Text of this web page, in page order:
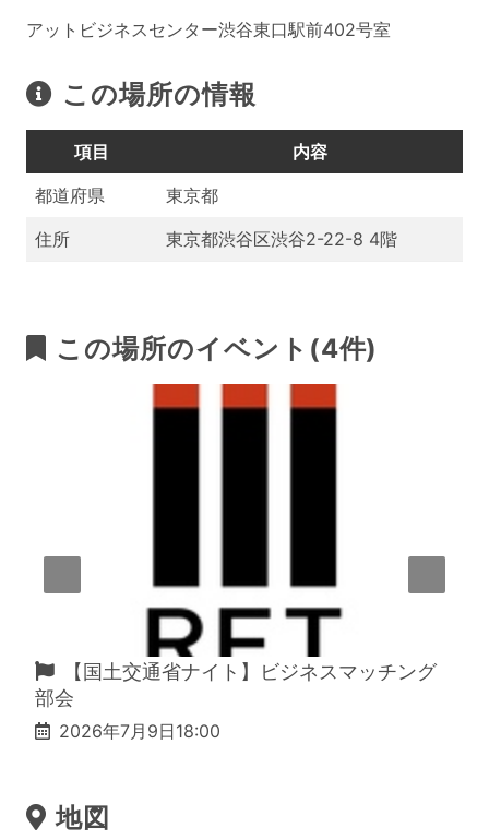
アットビジネスセンター渋谷東口駅前402号室
この場所の情報
項目
内容
都道府県
東京都
住所
東京都渋谷区渋谷2-22-8 4階
この場所のイベント(4件)
【国土交通省ナイト】ビジネスマッチング
部会
2026年7月9日18:00
地図